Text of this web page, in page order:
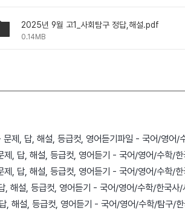
2025년 9월 고1_사회탐구 정답,해설.pdf
0.14MB
제, 답, 해설, 등급컷, 영어듣기파일 - 국어/영어/
, 답, 해설, 등급컷, 영어듣기 - 국어/영어/수학/
, 답, 해설, 등급컷, 영어듣기 - 국어/영어/수학/
해설, 등급컷, 영어듣기 - 국어/영어/수학/한국사/
해설, 등급컷, 영어듣기 - 국어/영어/수학/탐구/